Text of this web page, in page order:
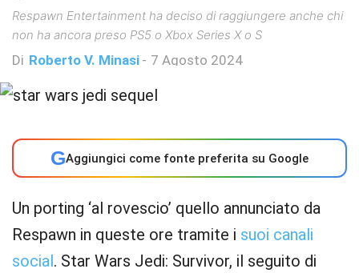
Respawn Entertainment ha deciso di raggiungere anche chi
non ha ancora preso PS5 o Xbox Series X o S
Di Roberto V. Minasi - 7 Agosto 2024
GAggiungici come fonte preferita su Google
Un porting ‘al rovescio’ quello annunciato da
Respawn in queste ore tramite i suoi canali
social. Star Wars Jedi: Survivor, il seguito di